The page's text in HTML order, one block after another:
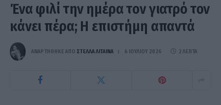
Ένα φιλί την ημέρα τον γιατρό τον
κάνει πέρα; Η επιστήμη απαντά
ΑΝΑΡΤΗΘΗΚΕ ΑΠΟ ΣΤΈΛΛΑ ΛΊΤΑΙΝΑ 6 ΙΟΥΛΊΟΥ 2026 2 ΛΕΠΤΆ